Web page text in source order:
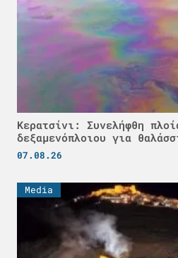
Κερατσίνι: Συνελήφθη
δεξαμενόπλοιου για
07.08.26
Media